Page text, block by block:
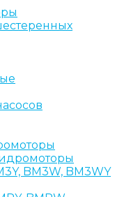
BM3W, BM3WY